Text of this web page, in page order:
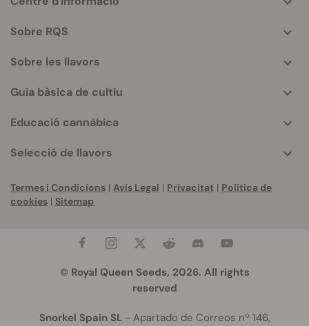
info
Sobre RQS
Sobre les llavors
Guia bàsica de cultiu
Educació cannàbica
Selecció de llavors
Termes i Condicions | Avis Legal | Privacitat | Política de
cookies | Sitemap
© Royal Queen Seeds, 2026. All rights
reserved
Snorkel Spain SL- Apartado de Correos nº 146,